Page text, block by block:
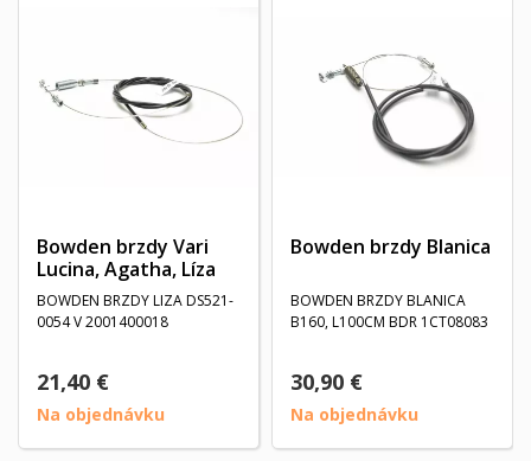
Bowden brzdy Vari
Lucina, Agatha, Líza
BOWDEN BRZDY LIZA DS521-
0054 V 2001400018
21,40 €
Na objednávku
Bowden brzdy Blanica
BOWDEN BRZDY BLANICA
B160, L100CM BDR 1CT08083
30,90 €
Na objednávku